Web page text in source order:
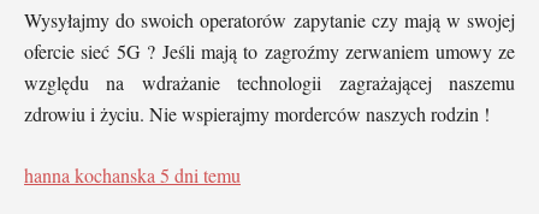
Wysyłajmy do swoich operatorów zapytanie czy mają w swojej
ofercie sieć 5G ? Jeśli mają to zagroźmy zerwaniem umowy ze
względu na wdrażanie technologii zagrażającej naszemu
zdrowiu i życiu. Nie wspierajmy morderców naszych rodzin !
hanna kochanska 5 dni temu